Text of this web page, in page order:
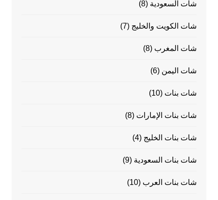
شات السعودية (8)
شات الكويت والخليج (7)
شات المغرب (8)
شات اليمن (6)
شات بنات (10)
شات بنات الإمارات (8)
شات بنات الخليج (4)
شات بنات السعودية (9)
شات بنات العرب (10)